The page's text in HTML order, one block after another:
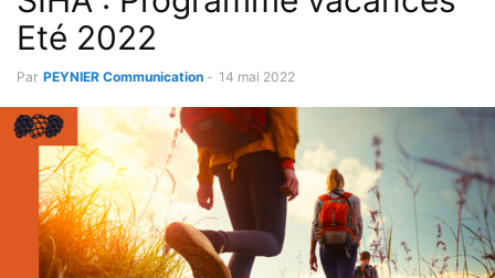
Eté 2022
Par PEYNIER Communication - 14 mai 2022